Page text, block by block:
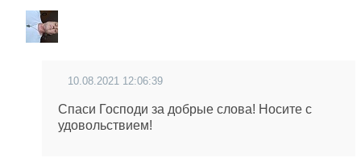
10.08.2021 12:06:39
Спаси Господи за добрые слова! Носите с
удовольствием!